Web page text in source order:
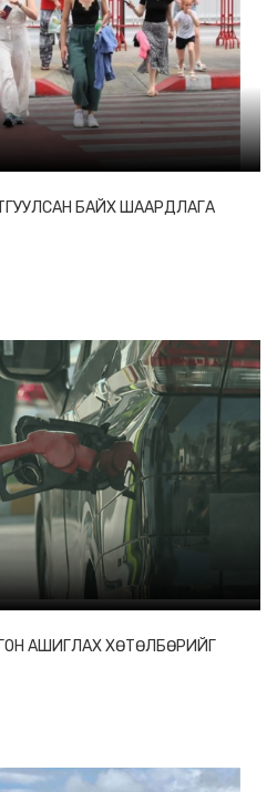
БАЙХ ШААРДЛАГА
АШИГЛАХ ХӨТӨЛБӨРИЙГ